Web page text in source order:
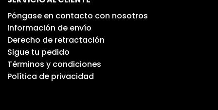
Póngase en contacto con nosotros
Información de envío
Derecho de retractación
Sigue tu pedido
Términos y condiciones
Política de privacidad